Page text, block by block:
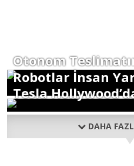
Otonom
Robotlar İnsan
Tesla
DAHA